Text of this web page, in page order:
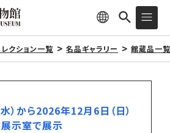
レクション一覧 名品ギャラリー 館蔵品一覧
）から2026年12月6日（日）
示室で展示